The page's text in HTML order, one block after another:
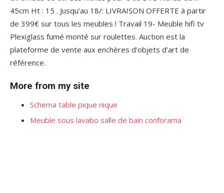
45cm Ht : 15 . Jusqu’au 18/: LIVRAISON OFFERTE à partir
de 399€ sur tous les meubles ! Travail 19- Meuble hifi tv
Plexiglass fumé monté sur roulettes. Auction est la
plateforme de vente aux enchères d’objets d’art de
référence.
More from my site
Schema table pique nique
Meuble sous lavabo salle de bain conforama